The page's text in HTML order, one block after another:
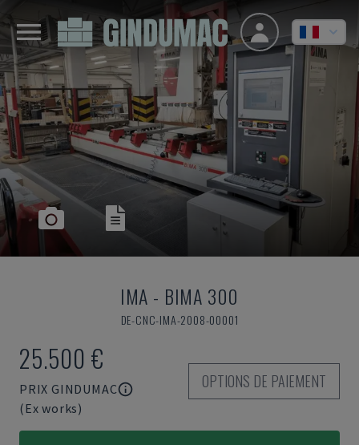
IMA - BIMA 300
DE-CNC-IMA-2008-00001
25.500 €
PRIX GINDUMAC
(Ex works)
OPTIONS DE PAIEMENT